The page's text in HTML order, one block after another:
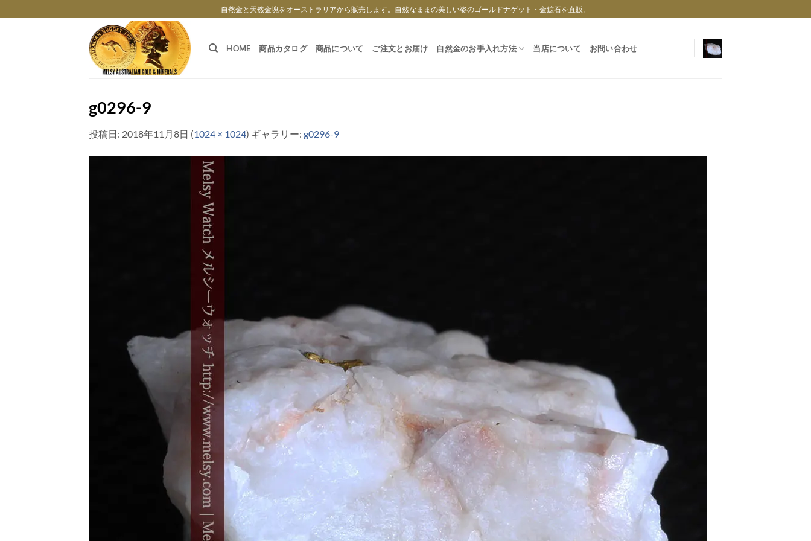
to
自然金と天然金塊をオーストラリアから販売します。自然なままの美しい姿のゴールドナゲット・金鉱石を直販。
HOME 商品カタログ 商品について ご注文とお届け 自然金のお手入れ方法 当店について お問い合わせ
g0296-9
投稿日: 2018年11月8日 (1024 × 1024) ギャラリー: g0296-9